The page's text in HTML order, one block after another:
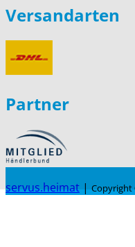
Versandarten
Partner
servus.heimat | Copyright